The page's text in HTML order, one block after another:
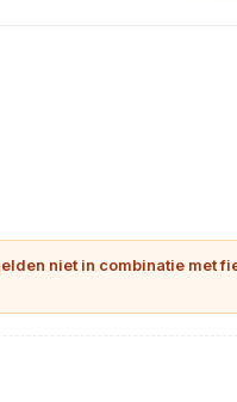
niet in combinatie met